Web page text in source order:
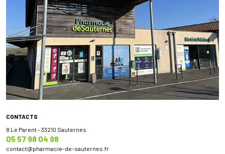
CONTACTS
8 Le Parent - 33210 Sauternes
05 57 98 04 98
contact@pharmacie-de-sauternes.fr